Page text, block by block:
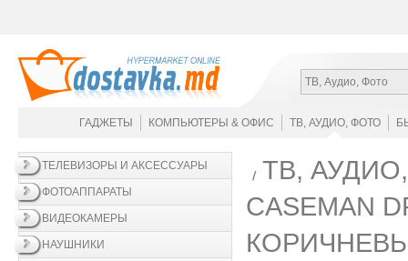
ТВ, Аудио, Фото
ГАДЖЕТЫ КОМПЬЮТЕРЫ & ОФИС ТВ, АУДИО, ФОТО
ТЕЛЕВИЗОРЫ И АКСЕССУАРЫ
ФОТОАППАРАТЫ
ВИДЕОКАМЕРЫ
НАУШНИКИ
ТВ,
CASEMAN